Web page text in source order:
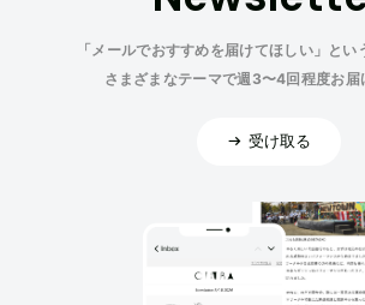
「メールでおすすめを届けてほしい」とい
さまざまなテーマで週3〜4回程度お届
受け取る